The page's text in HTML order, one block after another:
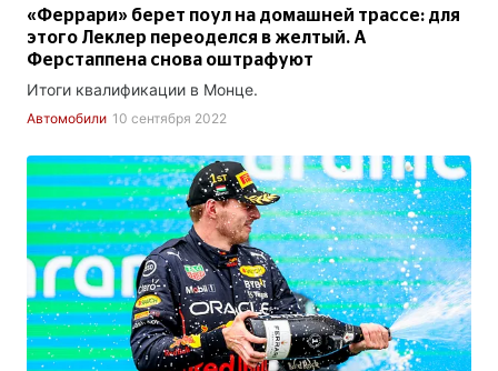
«Феррари» берет поул на домашней трассе: для
этого Леклер переоделся в желтый. А
Ферстаппена снова оштрафуют
Итоги квалификации в Монце.
Автомобили 10 сентября 2022